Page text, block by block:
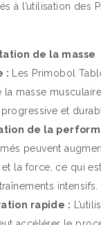
à l’utilisation des
de la masse
: Les Primobol
la masse
et
de la
peuvent
et la force, ce qui
intensifs.
rapide :